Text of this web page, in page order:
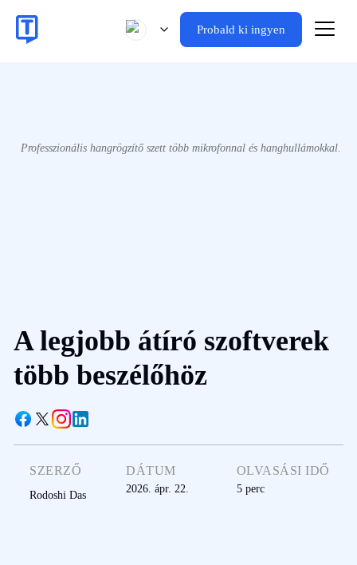
Probald ki ingyen
Professzionális hangrögzítő szett több mikrofonnal és hanghullámokkal.
A legjobb átíró szoftverek
több beszélőhöz
SZERZŐ
Rodoshi Das
DÁTUM
2026. ápr. 22.
OLVASÁSI IDŐ
5 perc